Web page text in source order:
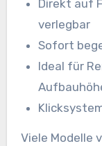
Direkt auf
verlegbar
Sofort
Ideal für
Viele Modelle